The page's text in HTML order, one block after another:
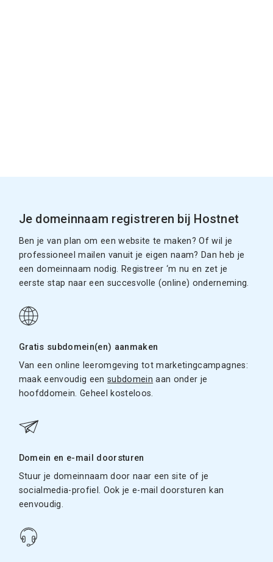
Je domeinnaam registreren bij Hostnet
Ben je van plan om een website te maken? Of wil je
professioneel mailen vanuit je eigen naam? Dan heb je
een domeinnaam nodig. Registreer ‘m nu en zet je
eerste stap naar een succesvolle (online) onderneming.
Gratis subdomein(en) aanmaken
Van een online leeromgeving tot marketingcampagnes:
maak eenvoudig eensubdomein aan onder je
hoofddomein. Geheel kosteloos.
Domein en e-mail doorsturen
Stuur je domeinnaam door naar een site of je
socialmedia-profiel. Ook je e-mail doorsturen kan
eenvoudig.